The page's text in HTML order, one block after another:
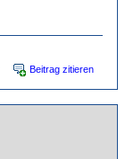
Beitrag zitieren